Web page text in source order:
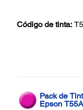
Código de tinta:
Pack de
Epson T55A